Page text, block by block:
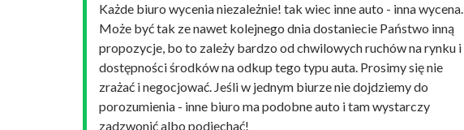
Każde biuro wycenia niezależnie! tak wiec inne auto - inna wycena.
Może być tak ze nawet kolejnego dnia dostaniecie Państwo inną
propozycje, bo to zależy bardzo od chwilowych ruchów na rynku i
dostępności środków na odkup tego typu auta. Prosimy się nie
zrażać i negocjować. Jeśli w jednym biurze nie dojdziemy do
porozumienia - inne biuro ma podobne auto i tam wystarczy
zadzwonić albo podjechać!